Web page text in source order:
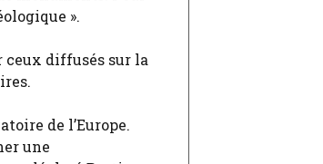
».
ceux diffusés sur la
de l’Europe.
une